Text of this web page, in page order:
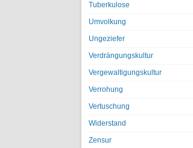
Tuberkulose
Umvolkung
Ungeziefer
Verdrängungskultur
Vergewaltigungskultur
Verrohung
Vertuschung
Widerstand
Zensur